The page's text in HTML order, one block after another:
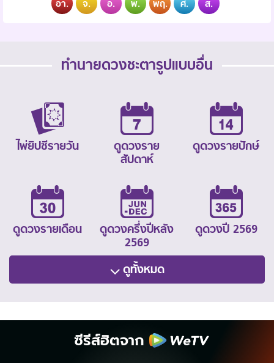
อา. จ. อ. พ. พฤ. ศ. ส.
ทำนายดวงชะตารูปแบบอื่น
ไพ่ยิปซีรายวัน
ดูดวงราย
สัปดาห์
ดูดวงรายปักษ์
ดูดวงรายเดือน
ดูดวงครึ่งปีหลัง
2569
ดูดวงปี 2569
ดูทั้งหมด
ซีรีส์ฮิตจาก